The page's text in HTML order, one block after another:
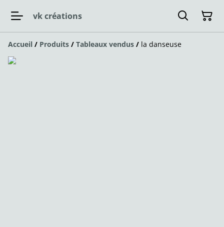
vk créations
Accueil / Produits / Tableaux vendus / la danseuse